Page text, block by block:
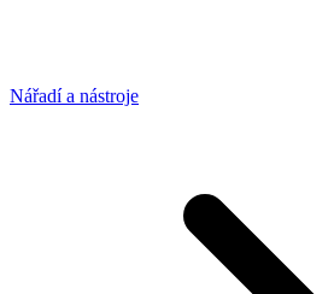
Nářadí a nástroje